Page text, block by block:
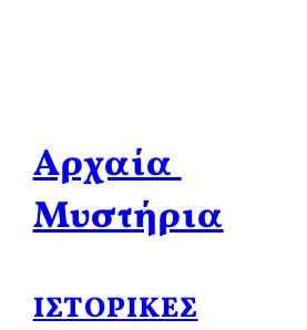
Αρχαία
Μυστήρια
ΙΣΤΟΡΙΚΈΣ